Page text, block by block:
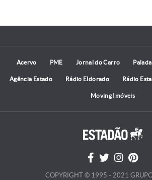
Acervo PME Jornal do Carro
Agência Estado Rádio Eldorado Rádio
Moving Imóveis
COPYRIGHT © 1995 - 2021